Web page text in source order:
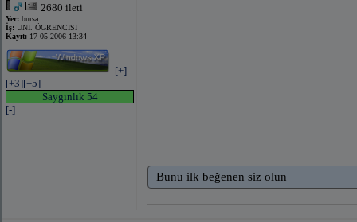
2680 ileti
Yer: bursa
İş: UNI. ÖGRENCISI
Kayıt: 17-05-2006 13:34
[+]
[+3][+5]
Saygınlık 54
[-]
Bunu ilk beğenen siz olun